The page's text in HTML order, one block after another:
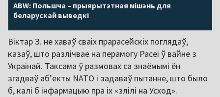
ABW: Польшча – прыярытэтная мішэнь для
беларускай выведкі
Віктар З. не хаваў сваіх прарасейскіх поглядаў,
казаў, што разлічвае на перамогу Расеі ў вайне з
Украінай. Таксама ў размовах са знаёмымі ён
згадваў аб’екты NATO і задаваў пытанне, што было
б, калі б інфармацыю пра іх «злілі на Усход».